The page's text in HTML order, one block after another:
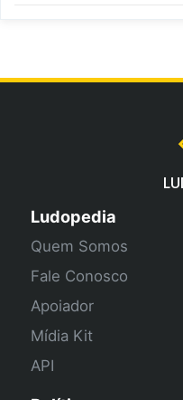
Ludopedia
Quem Somos
Fale Conosco
Apoiador
Mídia Kit
API